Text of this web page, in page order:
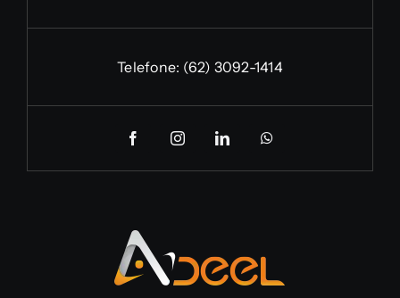
Telefone: (62) 3092-1414